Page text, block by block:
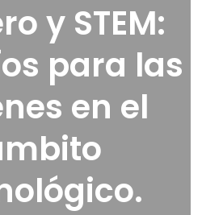
y STEM:
para las
en el